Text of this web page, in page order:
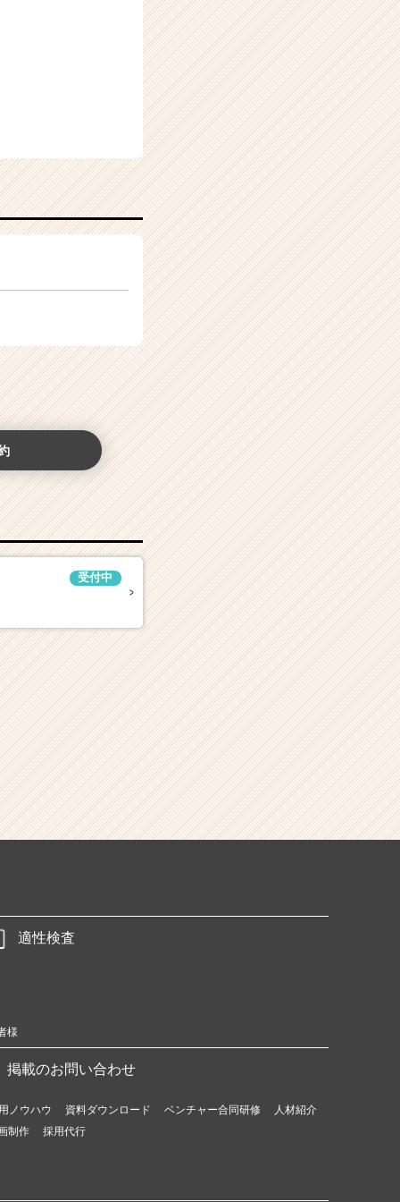
受付中
適性検査
様
掲載のお問い合わせ
ノウハウ 資料ダウンロード ベンチャー合同研修
人材紹介
制作
採用代行